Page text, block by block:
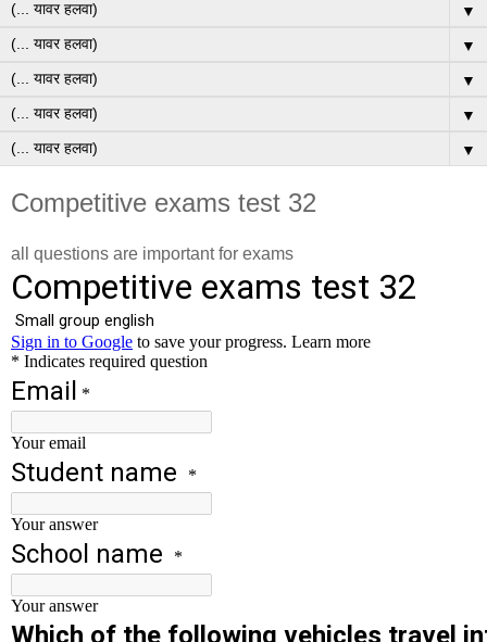
▼
▼
▼
▼
▼
Competitive exams test 32
all questions are important for exams